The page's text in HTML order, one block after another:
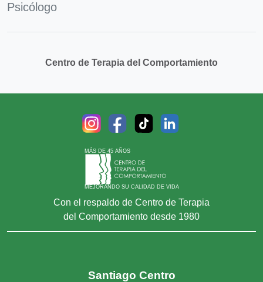
Psicólogo
Centro de Terapia del Comportamiento
MÁS DE 45 AÑOS
MEJORANDO SU CALIDAD DE VIDA
Con el respaldo de Centro de Terapia
del Comportamiento desde 1980
Santiago Centro